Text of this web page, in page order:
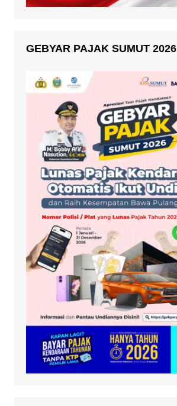
GEBYAR PAJAK SUMUT 2026